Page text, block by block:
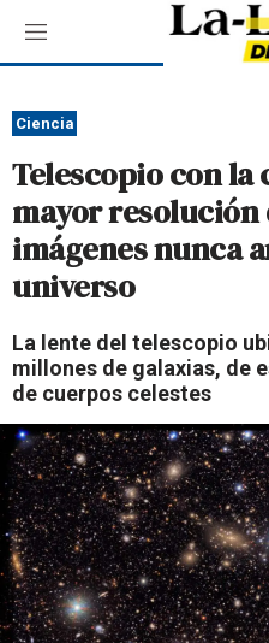
M
e
ú
Ciencia
Telescopio con
mayor
imágenes nunca
universo
La lente del telescopio
millones de galaxias, de
de cuerpos celestes